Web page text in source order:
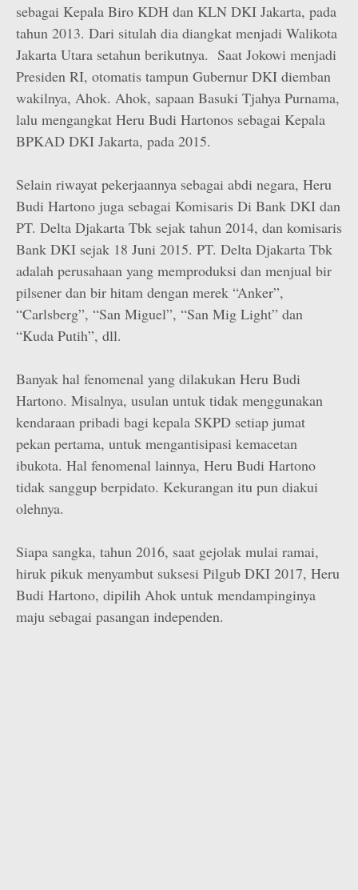
sebagai Kepala Biro KDH dan KLN DKI Jakarta, pada
tahun 2013. Dari situlah dia diangkat menjadi Walikota
Jakarta Utara setahun berikutnya. Saat Jokowi menjadi
Presiden RI, otomatis tampun Gubernur DKI diemban
wakilnya, Ahok. Ahok, sapaan Basuki Tjahya Purnama,
lalu mengangkat Heru Budi Hartonos sebagai Kepala
BPKAD DKI Jakarta, pada 2015.
Selain riwayat pekerjaannya sebagai abdi negara, Heru
Budi Hartono juga sebagai Komisaris Di Bank DKI dan
PT. Delta Djakarta Tbk sejak tahun 2014, dan komisaris
Bank DKI sejak 18 Juni 2015. PT. Delta Djakarta Tbk
adalah perusahaan yang memproduksi dan menjual bir
pilsener dan bir hitam dengan merek “Anker”,
“Carlsberg”, “San Miguel”, “San Mig Light” dan
“Kuda Putih”, dll.
Banyak hal fenomenal yang dilakukan Heru Budi
Hartono. Misalnya, usulan untuk tidak menggunakan
kendaraan pribadi bagi kepala SKPD setiap jumat
pekan pertama, untuk mengantisipasi kemacetan
ibukota. Hal fenomenal lainnya, Heru Budi Hartono
tidak sanggup berpidato. Kekurangan itu pun diakui
olehnya.
Siapa sangka, tahun 2016, saat gejolak mulai ramai,
hiruk pikuk menyambut suksesi Pilgub DKI 2017, Heru
Budi Hartono, dipilih Ahok untuk mendampinginya
maju sebagai pasangan independen.